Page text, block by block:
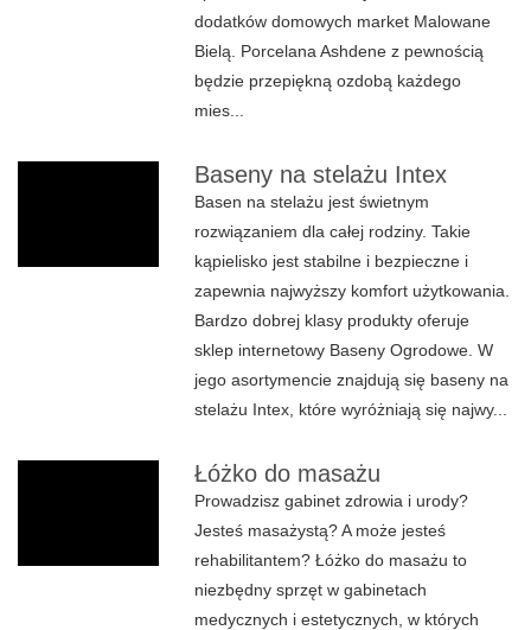
dodatków domowych market Malowane
Bielą. Porcelana Ashdene z pewnością
będzie przepiękną ozdobą każdego
mies...
Baseny na stelażu Intex
Basen na stelażu jest świetnym
rozwiązaniem dla całej rodziny. Takie
kąpielisko jest stabilne i bezpieczne i
zapewnia najwyższy komfort użytkowania.
Bardzo dobrej klasy produkty oferuje
sklep internetowy Baseny Ogrodowe. W
jego asortymencie znajdują się baseny na
stelażu Intex, które wyróżniają się najwy...
Łóżko do masażu
Prowadzisz gabinet zdrowia i urody?
Jesteś masażystą? A może jesteś
rehabilitantem? Łóżko do masażu to
niezbędny sprzęt w gabinetach
medycznych i estetycznych, w których